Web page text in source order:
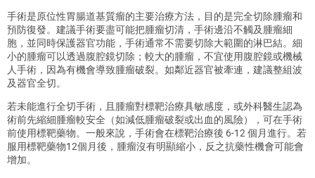
手術是原位性胃腸道基質瘤的主要治療方法，目的是完全切除腫瘤和
預防復發。建議手術要盡可能把腫瘤切清，手術邊沿不觸及腫瘤細
胞，並同時保護器官功能，手術通常不需要切除大範圍的淋巴結。細
小的腫瘤可以透過腹腔鏡切除；較大的腫瘤，不宜使用腹腔鏡或機械
人手術，因為有機會導致腫瘤破裂。如鄰近器官被牽連，建議整組波
及器官全切。
若未能進行全切手術，且腫瘤對標靶治療具敏感度，或外科醫生認為
術前先縮細腫瘤較安全（如減低腫瘤破裂或出血的風險），可在手術
前使用標靶藥物。一般來說，手術會在標靶治療後 6-12 個月進行。若
服用標靶藥物12個月後，腫瘤沒有明顯縮小，反之抗藥性機會可能會
增加。